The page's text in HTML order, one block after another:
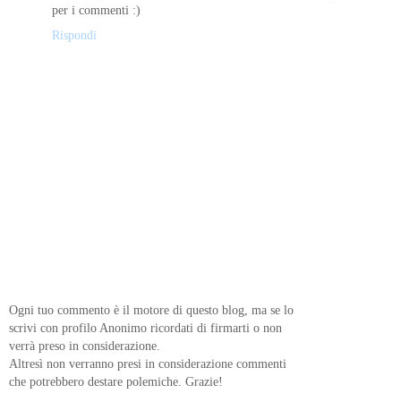
per i commenti :)
Rispondi
Ogni tuo commento è il motore di questo blog, ma se lo
scrivi con profilo Anonimo ricordati di firmarti o non
verrà preso in considerazione.
Altresì non verranno presi in considerazione commenti
che potrebbero destare polemiche. Grazie!